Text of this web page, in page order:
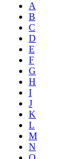
A
B
C
D
E
F
G
H
I
J
K
L
M
N